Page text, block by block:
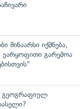
შინაარსი იქმნება,
გარემოა
გეოგრაფიულ